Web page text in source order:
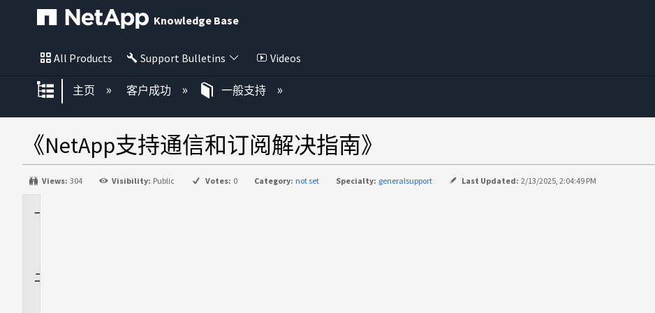
Knowledge Base
All Products Support Bulletins Videos
扩展/隐缩全局层次
主页 客户成功 一般支持
《NetApp支持通信和订阅解决指南》
Views: 304 Visibility: Public Votes: 0 Category: not set Specialty: generalsupport Last Updated: 2/13/2025, 2:04:49 PM